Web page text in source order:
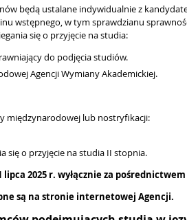
będą ustalane indywidualnie z
wstępnego, w tym sprawdzianu
się o przyjęcie na studia:
do podjęcia studiów.
Agencji Wymiany Akademickiej.
międzynarodowej lub nostryfikacji:
się o przyjęcie na studia II stopnia.
2025 r. wyłącznie za pośrednictwem
są na stronie internetowej Agencji.